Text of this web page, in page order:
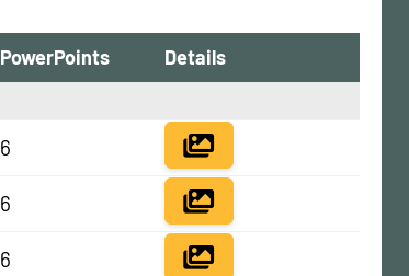
PowerPoints Details
6
6
6